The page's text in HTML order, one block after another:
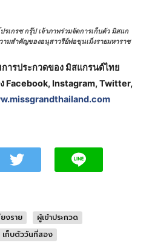
เกรซ กรุ๊ป เจ้าภาพร่วมจัดการเก็บตัว มิสแก
มสำคัญของอนุสาวรีย์พ่อขุนเม็งรายมหาราช
ารประกวดของ มิสแกรนด์ไทย
Facebook, Instagram, Twitter,
งราย
ผู้เข้าประกวด
เก็บตัววันที่สอง